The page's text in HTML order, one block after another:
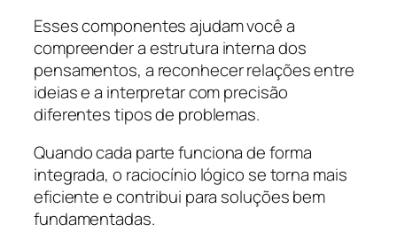
Esses componentes ajudam você a
compreender a estrutura interna dos
pensamentos, a reconhecer relações entre
ideias e a interpretar com precisão
diferentes tipos de problemas.
Quando cada parte funciona de forma
integrada, o raciocínio lógico se torna mais
eficiente e contribui para soluções bem
fundamentadas.